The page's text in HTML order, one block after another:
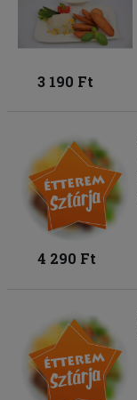
3 190 Ft
4 290 Ft